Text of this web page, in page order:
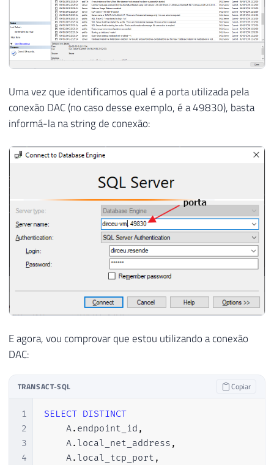
Uma vez que identificamos qual é a porta utilizada pela
conexão DAC (no caso desse exemplo, é a 49830), basta
informá-la na string de conexão:
E agora, vou comprovar que estou utilizando a conexão
DAC:
TRANSACT-SQL Copiar
1
2
3
4
SELECT DISTINCT
    A
. endpoint_id ,
    A
. local_net_address ,
    A
. local_tcp_port ,